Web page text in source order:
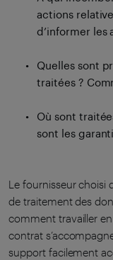
actions
d’informer les
Quelles sont
traitées ?
Où sont
sont les
Le fournisseur choisi
de traitement des
comment travailler
contrat
support facilement